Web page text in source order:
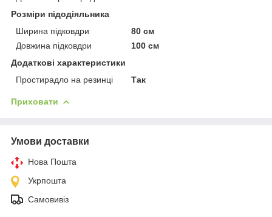
Розміри підодіяльника
Ширина підковдри
80 см
Довжина підковдри
100 см
Додаткові характеристики
Простирадло на резинці
Так
Приховати
Умови доставки
Нова Пошта
Укрпошта
Самовивіз